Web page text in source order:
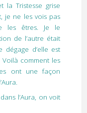
la Tristesse grise
je ne les vois pas
les êtres. Je le
de l’autre était
dégage d’elle est
Voilà comment les
ont une façon
l’Aura, on voit